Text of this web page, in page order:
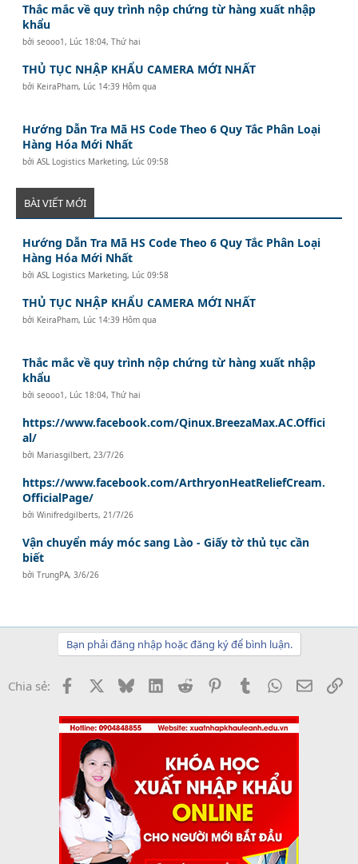
Thắc mắc về quy trình nộp chứng từ hàng xuất nhập
khẩu
bởiseooo1 , Lúc 18:04, Thứ hai
THỦ TỤC NHẬP KHẨU CAMERA MỚI NHẤT
bởi KeiraPham, Lúc 14:39 Hôm qua
Hướng Dẫn Tra Mã HS Code Theo 6 Quy Tắc Phân Loại
Hàng Hóa Mới Nhất
bởiASL Logistics Marketing, Lúc 09:58
BÀI VIẾT MỚI
Hướng Dẫn Tra Mã HS Code Theo 6 Quy Tắc Phân Loại
Hàng Hóa Mới Nhất
bởiASL Logistics Marketing, Lúc 09:58
THỦ TỤC NHẬP KHẨU CAMERA MỚI NHẤT
bởi KeiraPham, Lúc 14:39 Hôm qua
Thắc mắc về quy trình nộp chứng từ hàng xuất nhập
khẩu
bởiseooo1 , Lúc 18:04, Thứ hai
https://www.facebook.com/Qinux.BreezaMax.AC.Offici
al/
bởi Mariasgilbert, 23/7/26
https://www.facebook.com/ArthryonHeatReliefCream.
OfficialPage/
bởiWinifredgilberts, 21/7/26
Vận chuyển máy móc sang Lào - Giấy tờ thủ tục cần
biết
bởiTrungPA,3/6/26
Bạn phải đăng nhập hoặc đăng ký để bình luận.
Chia sẻ: Facebook BlueskyLinkedInReddit PinterestTumblrWhatsApp
Email